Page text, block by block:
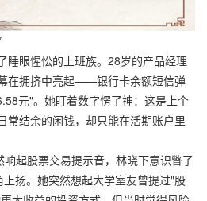
睡眼惺忪的上班族。28岁的产品经理
在拥挤中亮起——银行卡余额短信弹
元"。她盯着数字愣了神：这是上个
常结余的闲钱，却只能在活期账户里
起股票交易提示音，林晓下意识瞥了
扬。她突然想起大学室友曾提过"股